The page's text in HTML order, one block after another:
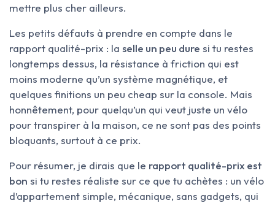
mettre plus cher ailleurs.
Les petits défauts à prendre en compte dans le
rapport qualité-prix : la selle un peu dure si tu restes
longtemps dessus, la résistance à friction qui est
moins moderne qu’un système magnétique, et
quelques finitions un peu cheap sur la console. Mais
honnêtement, pour quelqu’un qui veut juste un vélo
pour transpirer à la maison, ce ne sont pas des points
bloquants, surtout à ce prix.
Pour résumer, je dirais que le rapport qualité-prix est
bon si tu restes réaliste sur ce que tu achètes : un vélo
d’appartement simple, mécanique, sans gadgets, qui